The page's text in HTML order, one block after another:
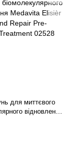
для миттєвого
відновлення
Instant Bond